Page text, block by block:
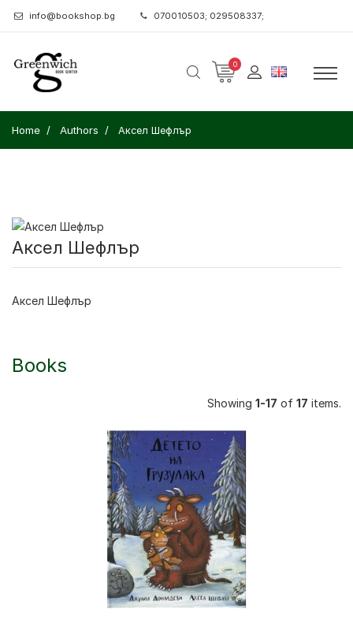
info@bookshop.bg 070010503; 029508337;
0
Home Authors Аксел Шефлър
Аксел Шефлър
Аксел Шефлър
Books
Showing 1-17 of 17 items.